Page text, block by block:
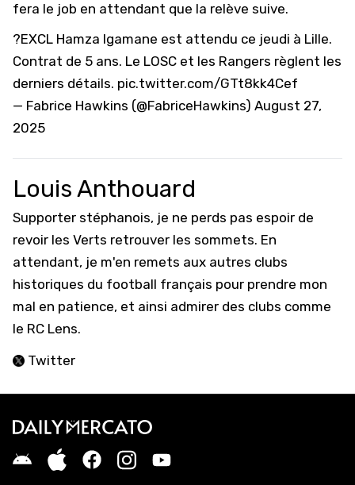
fera le job en attendant que la relève suive.
?EXCL Hamza Igamane est attendu ce jeudi à Lille.
Contrat de 5 ans. Le LOSC et les Rangers règlent les
derniers détails. pic.twitter.com/GTt8kk4Cef
— Fabrice Hawkins (@FabriceHawkins) August 27,
2025
Louis Anthouard
Supporter stéphanois, je ne perds pas espoir de
revoir les Verts retrouver les sommets. En
attendant, je m'en remets aux autres clubs
historiques du football français pour prendre mon
mal en patience, et ainsi admirer des clubs comme
le RC Lens.
Twitter